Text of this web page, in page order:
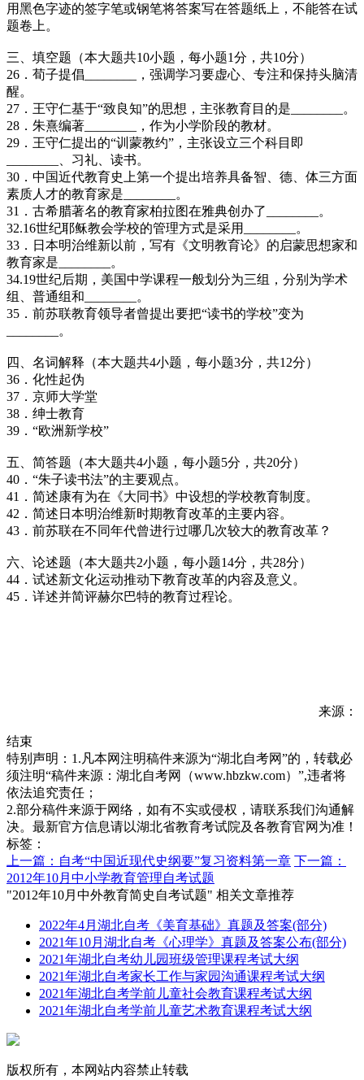
用黑色字迹的签字笔或钢笔将答案写在答题纸上，不能答在试
题卷上。
三、填空题（本大题共10小题，每小题1分，共10分）
26．荀子提倡________，强调学习要虚心、专注和保持头脑清
醒。
27．王守仁基于“致良知”的思想，主张教育目的是________。
28．朱熹编著________，作为小学阶段的教材。
29．王守仁提出的“训蒙教约”，主张设立三个科目即
________、习礼、读书。
30．中国近代教育史上第一个提出培养具备智、德、体三方面
素质人才的教育家是________。
31．古希腊著名的教育家柏拉图在雅典创办了________。
32.16世纪耶稣教会学校的管理方式是采用________。
33．日本明治维新以前，写有《文明教育论》的启蒙思想家和
教育家是________。
34.19世纪后期，美国中学课程一般划分为三组，分别为学术
组、普通组和________。
35．前苏联教育领导者曾提出要把“读书的学校”变为
________。
四、名词解释（本大题共4小题，每小题3分，共12分）
36．化性起伪
37．京师大学堂
38．绅士教育
39．“欧洲新学校”
五、简答题（本大题共4小题，每小题5分，共20分）
40．“朱子读书法”的主要观点。
41．简述康有为在《大同书》中设想的学校教育制度。
42．简述日本明治维新时期教育改革的主要内容。
43．前苏联在不同年代曾进行过哪几次较大的教育改革？
六、论述题（本大题共2小题，每小题14分，共28分）
44．试述新文化运动推动下教育改革的内容及意义。
45．详述并简评赫尔巴特的教育过程论。
来源：
结束
特别声明：1.凡本网注明稿件来源为“湖北自考网”的，转载必
须注明“稿件来源：湖北自考网（www.hbzkw.com）”,违者将
依法追究责任；
2.部分稿件来源于网络，如有不实或侵权，请联系我们沟通解
决。最新官方信息请以湖北省教育考试院及各教育官网为准！
标签：
上一篇：自考“中国近现代史纲要”复习资料第一章 下一篇：
2012年10月中小学教育管理自考试题
"2012年10月中外教育简史自考试题" 相关文章推荐
2022年4月湖北自考《美育基础》真题及答案(部分)
2021年10月湖北自考《心理学》真题及答案公布(部分)
2021年湖北自考幼儿园班级管理课程考试大纲
2021年湖北自考家长工作与家园沟通课程考试大纲
2021年湖北自考学前儿童社会教育课程考试大纲
2021年湖北自考学前儿童艺术教育课程考试大纲
版权所有，本网站内容禁止转载